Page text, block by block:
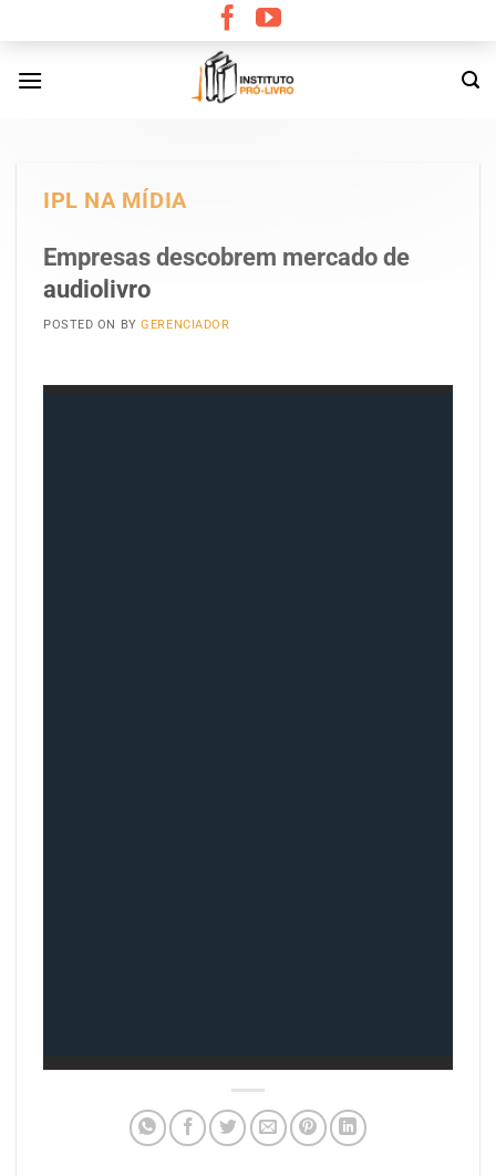
content
IPL NA MÍDIA
Empresas descobrem mercado de
audiolivro
POSTED ON BYGERENCIADOR